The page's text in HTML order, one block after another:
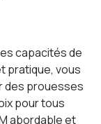
capacités de
pratique, vous
des prouesses
pour tous
abordable et